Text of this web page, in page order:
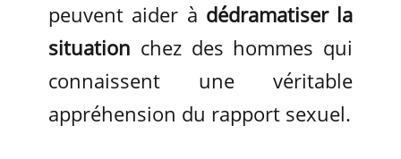
peuvent aider à dédramatiser la
situation chez des hommes qui
connaissent une véritable
appréhension du rapport sexuel.